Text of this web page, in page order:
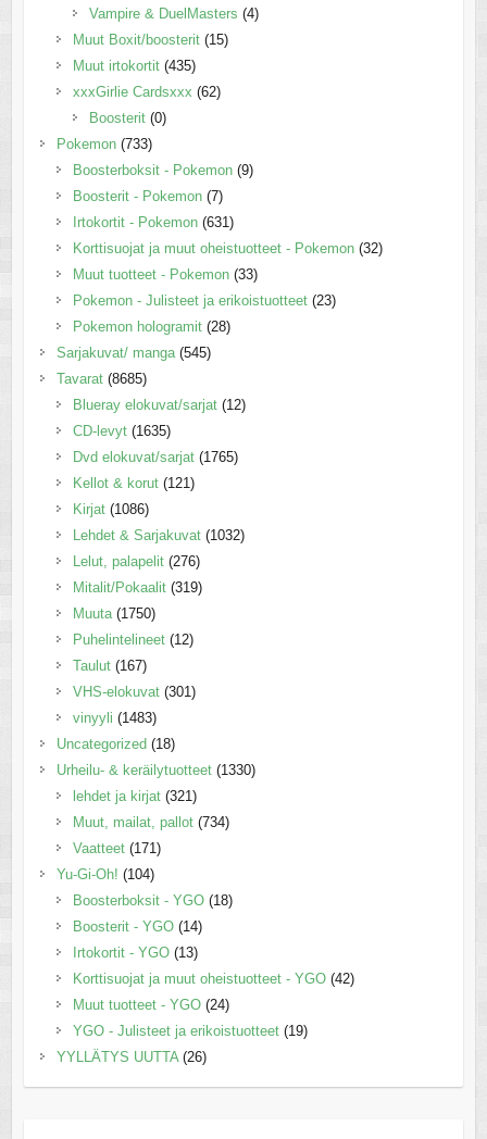
Vampire & DuelMasters (4)
Muut Boxit/boosterit (15)
Muut irtokortit (435)
xxxGirlie Cardsxxx (62)
Boosterit (0)
Pokemon (733)
Boosterboksit - Pokemon (9)
Boosterit - Pokemon (7)
Irtokortit - Pokemon (631)
Korttisuojat ja muut oheistuotteet - Pokemon (32)
Muut tuotteet - Pokemon (33)
Pokemon - Julisteet ja erikoistuotteet (23)
Pokemon hologramit (28)
Sarjakuvat/ manga (545)
Tavarat (8685)
Blueray elokuvat/sarjat (12)
CD-levyt (1635)
Dvd elokuvat/sarjat (1765)
Kellot & korut (121)
Kirjat (1086)
Lehdet & Sarjakuvat (1032)
Lelut, palapelit (276)
Mitalit/Pokaalit (319)
Muuta (1750)
Puhelintelineet (12)
Taulut (167)
VHS-elokuvat (301)
vinyyli (1483)
Uncategorized (18)
Urheilu- & keräilytuotteet (1330)
lehdet ja kirjat (321)
Muut, mailat, pallot (734)
Vaatteet (171)
Yu-Gi-Oh! (104)
Boosterboksit - YGO (18)
Boosterit - YGO (14)
Irtokortit - YGO (13)
Korttisuojat ja muut oheistuotteet - YGO (42)
Muut tuotteet - YGO (24)
YGO - Julisteet ja erikoistuotteet (19)
YYLLÄTYS UUTTA (26)